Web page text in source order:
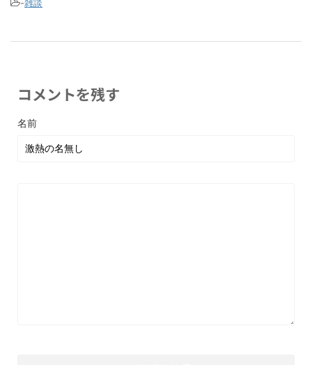
-雑談
コメントを残す
名前